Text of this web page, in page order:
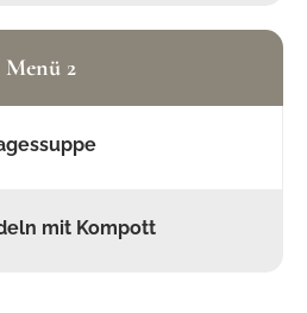
Menü 2
mit Kompott